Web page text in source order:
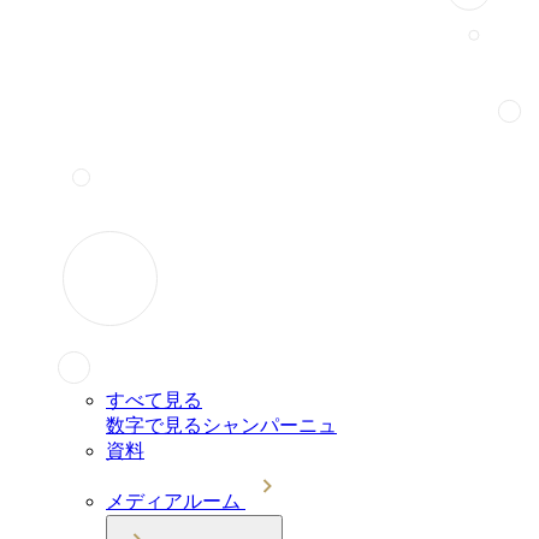
すべて見る
数字で見るシャンパーニュ
資料
メディアルーム